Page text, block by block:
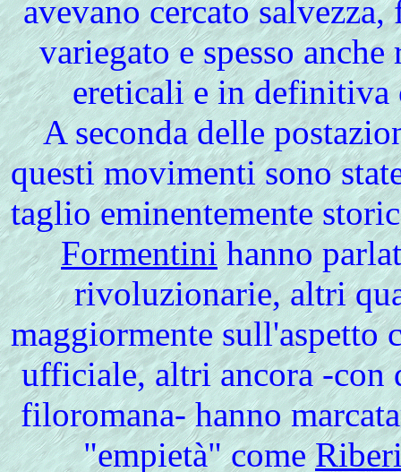
avevano cercato
variegato e spesso
ereticali e in definitiva
A seconda delle
questi movimenti sono
taglio eminentemente
Formentinihanno
rivoluzionarie, altri
maggiormente
ufficiale, altri ancora -con
filoromana- hanno
"empietà" come